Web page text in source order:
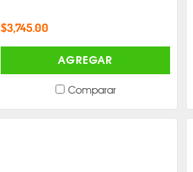
$3,745.00
AGREGAR
Comparar